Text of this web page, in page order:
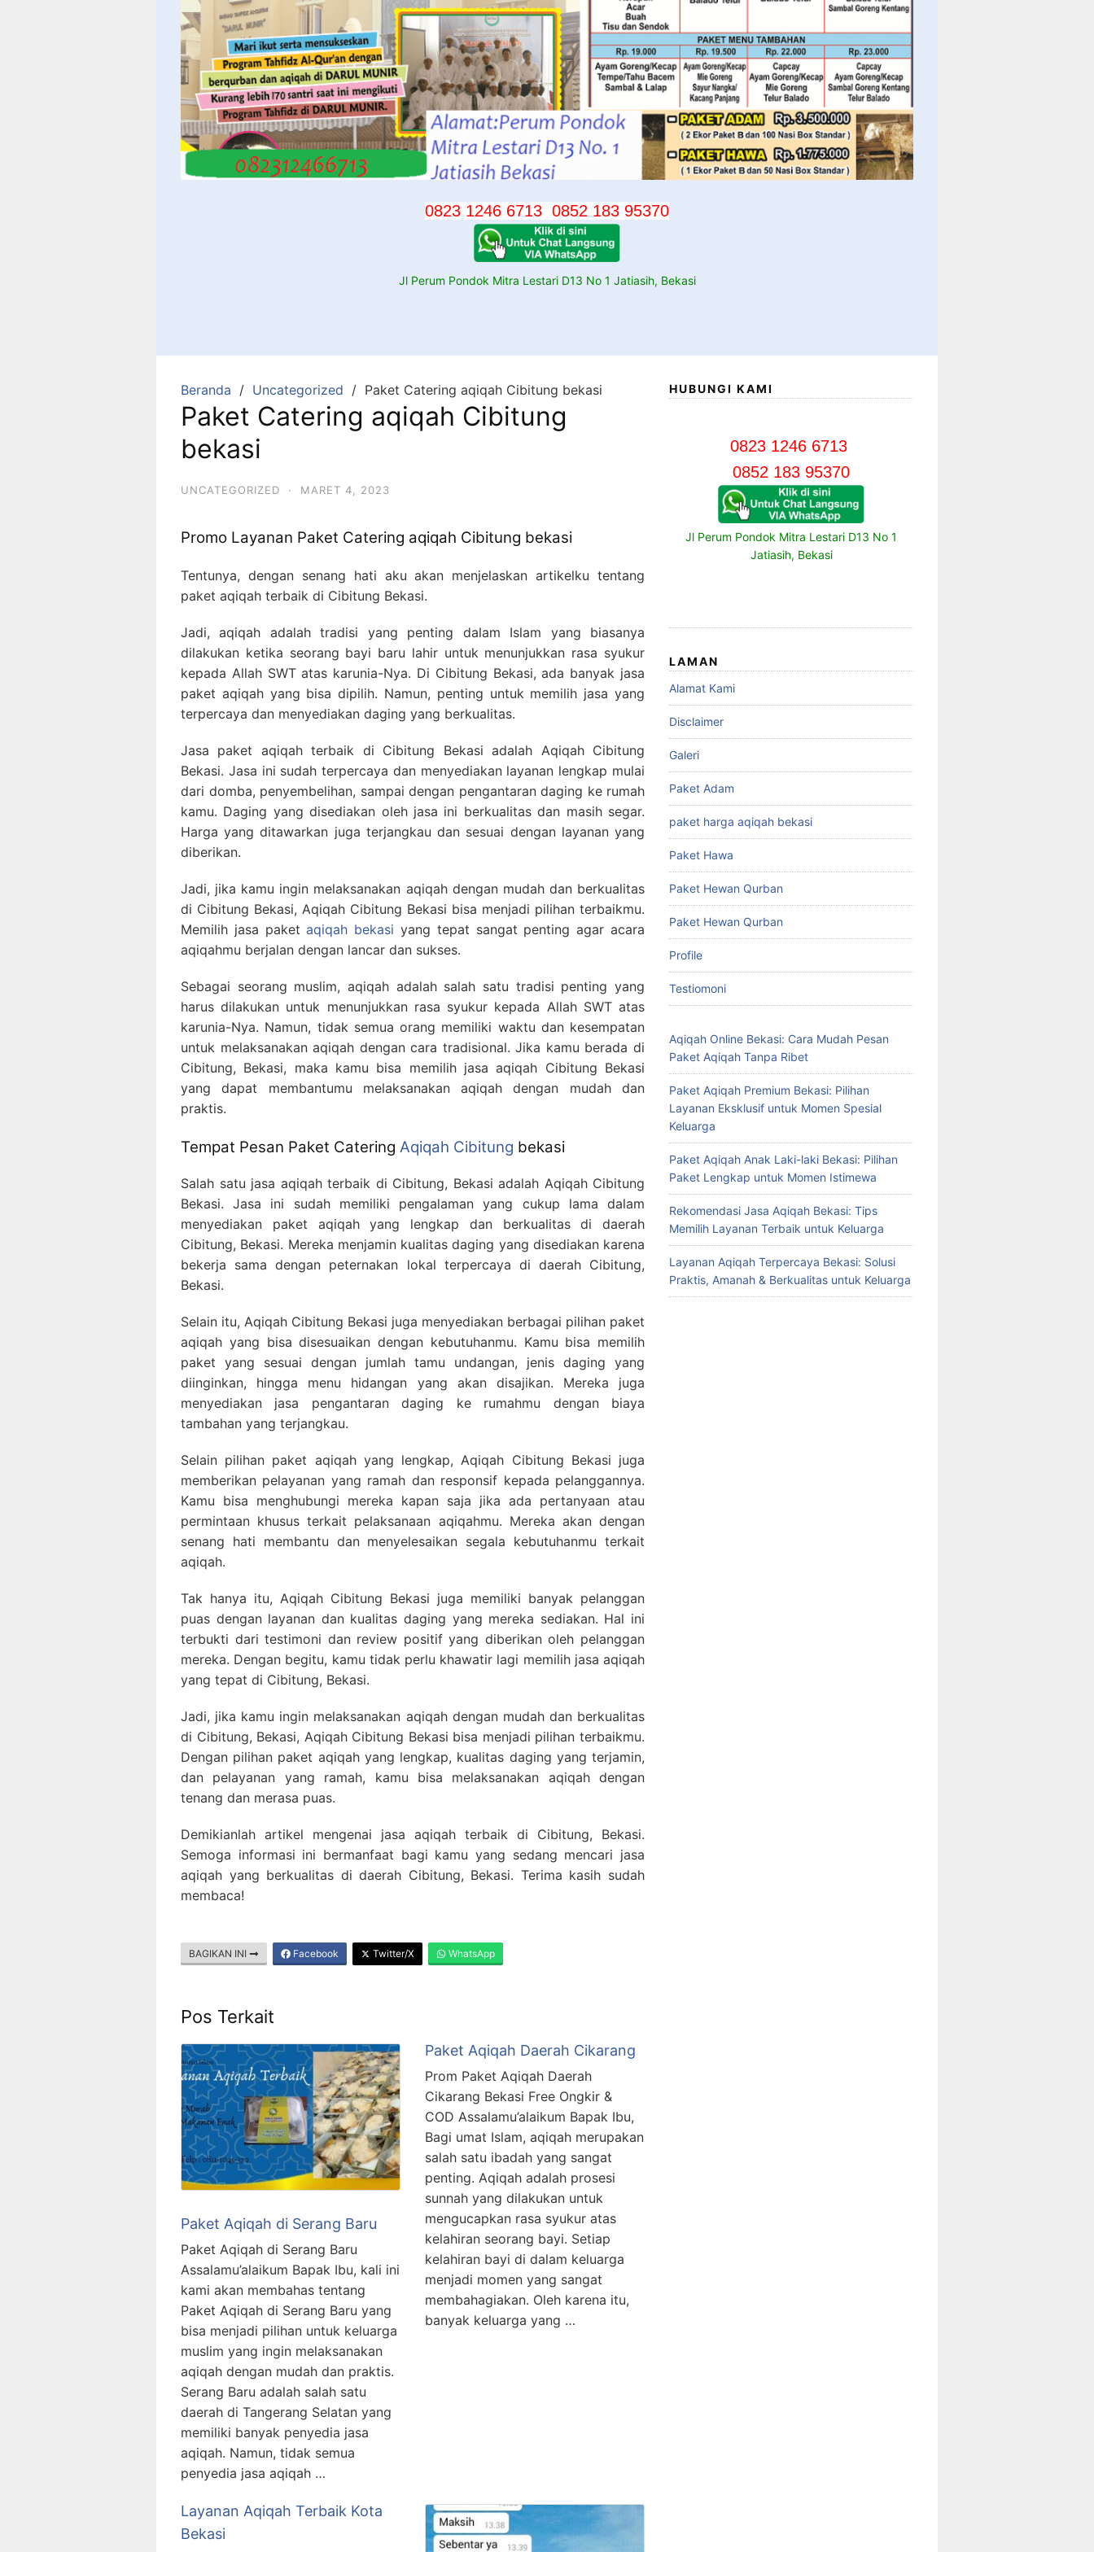
0823 1246 6713 0852 183 95370
Jl Perum Pondok Mitra Lestari D13 No 1 Jatiasih, Bekasi
Beranda Uncategorized Paket Catering aqiqah Cibitung bekasi
Paket Catering aqiqah Cibitung
bekasi
UNCATEGORIZED · MARET 4, 2023
Promo Layanan Paket Catering aqiqah Cibitung bekasi
Tentunya, dengan senang hati aku akan menjelaskan artikelku tentang
paket aqiqah terbaik di Cibitung Bekasi.
Jadi, aqiqah adalah tradisi yang penting dalam Islam yang biasanya
dilakukan ketika seorang bayi baru lahir untuk menunjukkan rasa syukur
kepada Allah SWT atas karunia-Nya. Di Cibitung Bekasi, ada banyak jasa
paket aqiqah yang bisa dipilih. Namun, penting untuk memilih jasa yang
terpercaya dan menyediakan daging yang berkualitas.
Jasa paket aqiqah terbaik di Cibitung Bekasi adalah Aqiqah Cibitung
Bekasi. Jasa ini sudah terpercaya dan menyediakan layanan lengkap mulai
dari domba, penyembelihan, sampai dengan pengantaran daging ke rumah
kamu. Daging yang disediakan oleh jasa ini berkualitas dan masih segar.
Harga yang ditawarkan juga terjangkau dan sesuai dengan layanan yang
diberikan.
Jadi, jika kamu ingin melaksanakan aqiqah dengan mudah dan berkualitas
di Cibitung Bekasi, Aqiqah Cibitung Bekasi bisa menjadi pilihan terbaikmu.
Memilih jasa paketaqiqah bekasi yang tepat sangat penting agar acara
aqiqahmu berjalan dengan lancar dan sukses.
Sebagai seorang muslim, aqiqah adalah salah satu tradisi penting yang
harus dilakukan untuk menunjukkan rasa syukur kepada Allah SWT atas
karunia-Nya. Namun, tidak semua orang memiliki waktu dan kesempatan
untuk melaksanakan aqiqah dengan cara tradisional. Jika kamu berada di
Cibitung, Bekasi, maka kamu bisa memilih jasa aqiqah Cibitung Bekasi
yang dapat membantumu melaksanakan aqiqah dengan mudah dan
praktis.
Tempat Pesan Paket Catering Aqiqah Cibitung bekasi
Salah satu jasa aqiqah terbaik di Cibitung, Bekasi adalah Aqiqah Cibitung
Bekasi. Jasa ini sudah memiliki pengalaman yang cukup lama dalam
menyediakan paket aqiqah yang lengkap dan berkualitas di daerah
Cibitung, Bekasi. Mereka menjamin kualitas daging yang disediakan karena
bekerja sama dengan peternakan lokal terpercaya di daerah Cibitung,
Bekasi.
Selain itu, Aqiqah Cibitung Bekasi juga menyediakan berbagai pilihan paket
aqiqah yang bisa disesuaikan dengan kebutuhanmu. Kamu bisa memilih
paket yang sesuai dengan jumlah tamu undangan, jenis daging yang
diinginkan, hingga menu hidangan yang akan disajikan. Mereka juga
menyediakan jasa pengantaran daging ke rumahmu dengan biaya
tambahan yang terjangkau.
Selain pilihan paket aqiqah yang lengkap, Aqiqah Cibitung Bekasi juga
memberikan pelayanan yang ramah dan responsif kepada pelanggannya.
Kamu bisa menghubungi mereka kapan saja jika ada pertanyaan atau
permintaan khusus terkait pelaksanaan aqiqahmu. Mereka akan dengan
senang hati membantu dan menyelesaikan segala kebutuhanmu terkait
aqiqah.
Tak hanya itu, Aqiqah Cibitung Bekasi juga memiliki banyak pelanggan
puas dengan layanan dan kualitas daging yang mereka sediakan. Hal ini
terbukti dari testimoni dan review positif yang diberikan oleh pelanggan
mereka. Dengan begitu, kamu tidak perlu khawatir lagi memilih jasa aqiqah
yang tepat di Cibitung, Bekasi.
Jadi, jika kamu ingin melaksanakan aqiqah dengan mudah dan berkualitas
di Cibitung, Bekasi, Aqiqah Cibitung Bekasi bisa menjadi pilihan terbaikmu.
Dengan pilihan paket aqiqah yang lengkap, kualitas daging yang terjamin,
dan pelayanan yang ramah, kamu bisa melaksanakan aqiqah dengan
tenang dan merasa puas.
Demikianlah artikel mengenai jasa aqiqah terbaik di Cibitung, Bekasi.
Semoga informasi ini bermanfaat bagi kamu yang sedang mencari jasa
aqiqah yang berkualitas di daerah Cibitung, Bekasi. Terima kasih sudah
membaca!
BAGIKAN INI Facebook Twitter/X WhatsApp
Pos Terkait
Paket Aqiqah di Serang Baru
Paket Aqiqah di Serang Baru
Assalamu’alaikum Bapak Ibu, kali ini
kami akan membahas tentang
Paket Aqiqah di Serang Baru yang
bisa menjadi pilihan untuk keluarga
muslim yang ingin melaksanakan
aqiqah dengan mudah dan praktis.
Serang Baru adalah salah satu
daerah di Tangerang Selatan yang
memiliki banyak penyedia jasa
aqiqah. Namun, tidak semua
penyedia jasa aqiqah …
Paket Aqiqah Daerah Cikarang
Prom Paket Aqiqah Daerah
Cikarang Bekasi Free Ongkir &
COD Assalamu’alaikum Bapak Ibu,
Bagi umat Islam, aqiqah merupakan
salah satu ibadah yang sangat
penting. Aqiqah adalah prosesi
sunnah yang dilakukan untuk
mengucapkan rasa syukur atas
kelahiran seorang bayi. Setiap
kelahiran bayi di dalam keluarga
menjadi momen yang sangat
membahagiakan. Oleh karena itu,
banyak keluarga yang …
Layanan Aqiqah Terbaik Kota
Bekasi
HUBUNGI KAMI
0823 1246 6713
0852 183 95370
Jl Perum Pondok Mitra Lestari D13 No 1
Jatiasih, Bekasi
LAMAN
Alamat Kami
Disclaimer
Galeri
Paket Adam
paket harga aqiqah bekasi
Paket Hawa
Paket Hewan Qurban
Paket Hewan Qurban
Profile
Testiomoni
Aqiqah Online Bekasi: Cara Mudah Pesan
Paket Aqiqah Tanpa Ribet
Paket Aqiqah Premium Bekasi: Pilihan
Layanan Eksklusif untuk Momen Spesial
Keluarga
Paket Aqiqah Anak Laki-laki Bekasi: Pilihan
Paket Lengkap untuk Momen Istimewa
Rekomendasi Jasa Aqiqah Bekasi: Tips
Memilih Layanan Terbaik untuk Keluarga
Layanan Aqiqah Terpercaya Bekasi: Solusi
Praktis, Amanah & Berkualitas untuk Keluarga